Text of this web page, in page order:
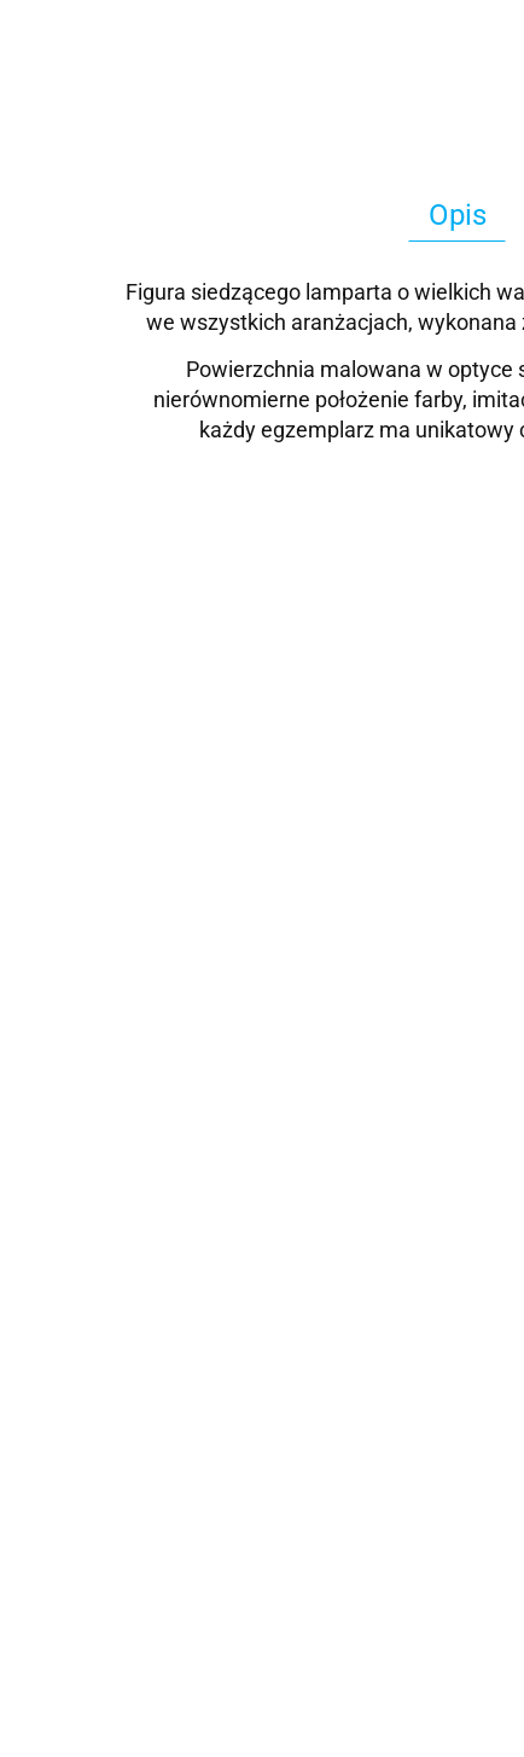
Opis
Figura siedzącego lamparta o wielkich
we wszystkich aranżacjach, wykonana
Powierzchnia malowana w optyce
nierównomierne położenie farby,
każdy egzemplarz ma unikatowy